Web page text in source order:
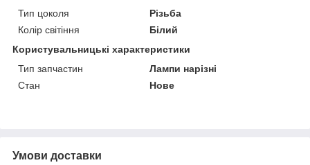
Тип цоколя
Різьба
Колір світіння
Білий
Користувальницькі характеристики
Тип запчастин
Лампи нарізні
Стан
Нове
Умови доставки